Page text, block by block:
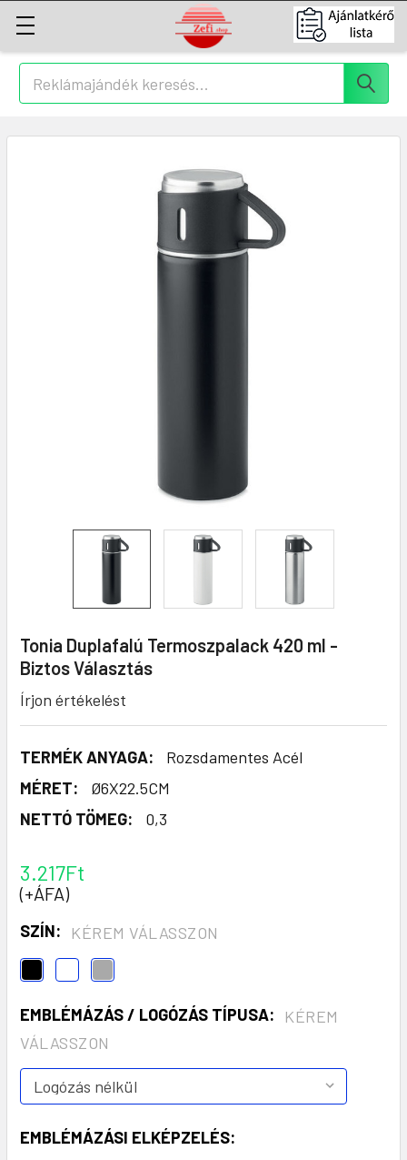
Keresés
Tonia Duplafalú Termoszpalack 420 ml -
Biztos Választás
Írjon értékelést
TERMÉK ANYAGA:
Rozsdamentes Acél
MÉRET:
Ø6X22.5CM
NETTÓ TÖMEG:
0,3
3.217Ft
(+ÁFA)
SZÍN: KÉREM VÁLASSZON
EMBLÉMÁZÁS / LOGÓZÁS TÍPUSA:
KÉREM
VÁLASSZON
EMBLÉMÁZÁSI ELKÉPZELÉS: